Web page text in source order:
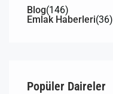
Blog(146)
Emlak Haberleri(36)
Popüler Daireler